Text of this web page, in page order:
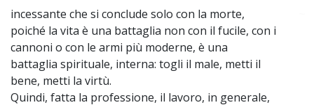
incessante che si conclude solo con la morte,
poiché la vita è una battaglia non con il fucile, con i
cannoni o con le armi più moderne, è una
battaglia spirituale, interna: togli il male, metti il
bene, metti la virtù.
Quindi, fatta la professione, il lavoro, in generale,